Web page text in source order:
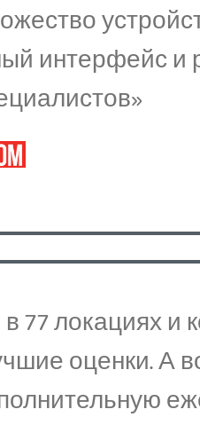
интерфейс
77 локациях и
оценки. А